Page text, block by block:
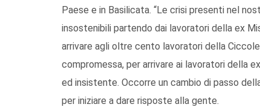
Paese e in Basilicata. “Le crisi presenti nel
insostenibili partendo dai lavoratori della ex
arrivare agli oltre cento lavoratori della
compromessa, per arrivare ai lavoratori della
ed insistente. Occorre un cambio di passo
per iniziare a dare risposte alla gente.